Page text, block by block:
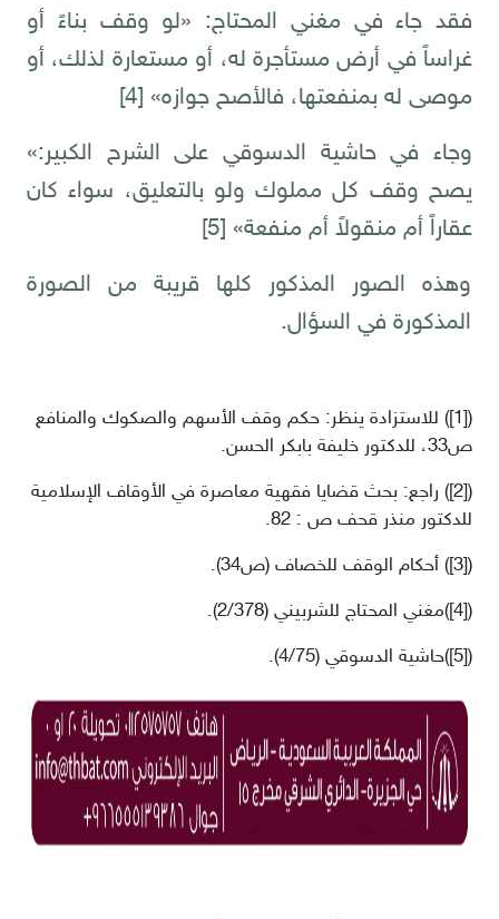
فقد جاء في مغني المحتاج: «لو وقف بناءً أو
غراساً في أرض مستأجرة له، أو مستعارة لذلك، أو
موصى له بمنفعتها، فالأصح جوازه» [4]
وجاء في حاشية الدسوقي على الشرح الكبير:»
يصح وقف كل مملوك ولو بالتعليق، سواء كان
عقاراً أم منقولاً أم منفعة» [5]
وهذه الصور المذكور كلها قريبة من الصورة
المذكورة في السؤال.
([1])
للاستزادة ينظر: حكم وقف الأسهم والصكوك والمنافع
ص33، للدكتور خليفة بابكر الحسن.
([2])
راجع: بحث قضايا فقهية معاصرة في الأوقاف الإسلامية
للدكتور منذر قحف ص : 82.
([3]) أحكام الوقف للخصاف (ص34).
([4]) مغني المحتاج للشربيني (2/378).
([5]) حاشية الدسوقي (4/75).